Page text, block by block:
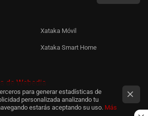
Xataka Móvil
Xataka Smart Home
de Webedia
para generar estadísticas de
personalizada analizando tu
estarás aceptando su uso. Más